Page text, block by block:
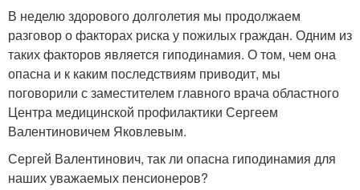
В неделю здорового долголетия мы продолжаем
разговор о факторах риска у пожилых граждан. Одним из
таких факторов является гиподинамия. О том, чем она
опасна и к каким последствиям приводит, мы
поговорили с заместителем главного врача областного
Центра медицинской профилактики Сергеем
Валентиновичем Яковлевым.
Сергей Валентинович, так ли опасна гиподинамия для
наших уважаемых пенсионеров?